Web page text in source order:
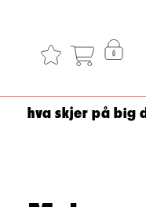
hva skjer på big